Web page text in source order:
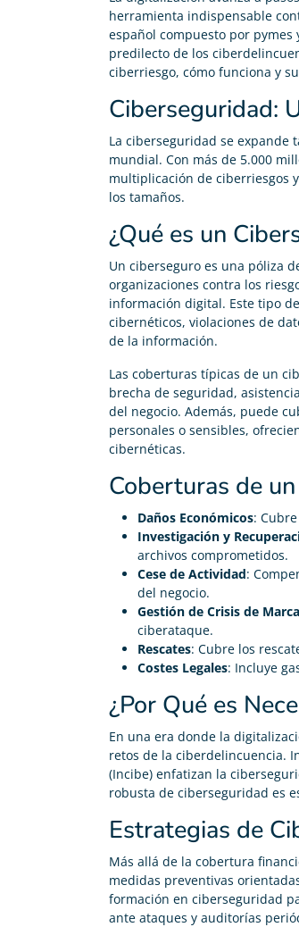
herramienta indispensable
español compuesto por pymes
predilecto de los
ciberriesgo, cómo funciona y
Ciberseguridad:
La ciberseguridad se expande
mundial. Con más de 5.000
multiplicación de ciberriesgos
los tamaños.
¿Qué es un
Un ciberseguro es una póliza
organizaciones contra los
información digital. Este tipo
cibernéticos, violaciones de
de la información.
Las coberturas típicas de un
brecha de seguridad,
del negocio. Además, puede
personales o sensibles,
cibernéticas.
Coberturas de
Daños Económicos:
Investigación y
archivos comprometidos.
Cese de Actividad:
del negocio.
Gestión de Crisis de Marca
ciberataque.
Rescates: Cubre los
Costes Legales: Incluye
¿Por Qué es
En una era donde la
retos de la ciberdelincuencia.
(Incibe) enfatizan la
robusta de ciberseguridad es
Estrategias de
Más allá de la cobertura
medidas preventivas
formación en ciberseguridad
ante ataques y auditorías